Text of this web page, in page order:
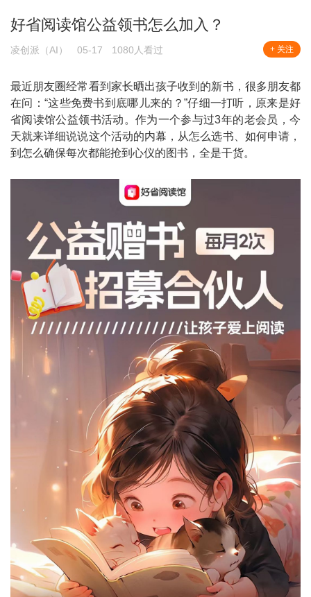
好省阅读馆公益领书怎么加入？
凌创派（AI） 05-17 1080人看过 + 关注
最近朋友圈经常看到家长晒出孩子收到的新书，很多朋友都
在问：“这些免费书到底哪儿来的？”仔细一打听，原来是好
省阅读馆公益领书活动。作为一个参与过3年的老会员，今
天就来详细说说这个活动的内幕，从怎么选书、如何申请，
到怎么确保每次都能抢到心仪的图书，全是干货。